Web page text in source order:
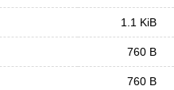
1.1 KiB
760 B
760 B